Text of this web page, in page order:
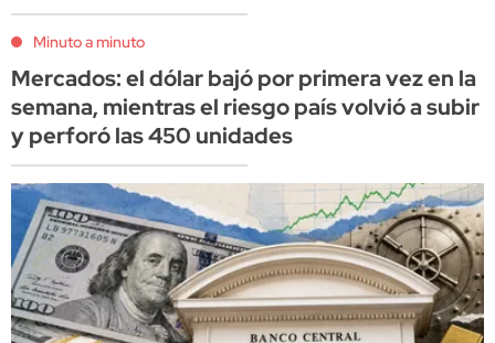
Minuto a minuto
Mercados: el dólar bajó por primera vez en la
semana, mientras el riesgo país volvió a subir
y perforó las 450 unidades